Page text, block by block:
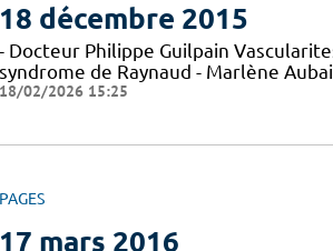
18 décembre 2015
- Docteur Philippe Guilpain
syndrome de Raynaud - Marlène
18/02/2026 15:25
PAGES
17 mars 2016